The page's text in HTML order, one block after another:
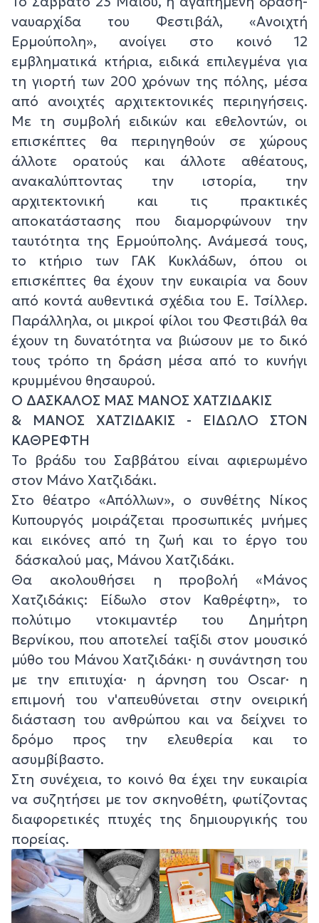
ναυαρχίδα του Φεστιβάλ, «Ανοιχτή
Ερμούπολη», ανοίγει στο κοινό 12
εμβληματικά κτήρια, ειδικά επιλεγμένα για
τη γιορτή των 200 χρόνων της πόλης, μέσα
από ανοιχτές αρχιτεκτονικές περιηγήσεις.
Με τη συμβολή ειδικών και εθελοντών, οι
επισκέπτες θα περιηγηθούν σε χώρους
άλλοτε ορατούς και άλλοτε αθέατους,
ανακαλύπτοντας την ιστορία, την
αρχιτεκτονική και τις πρακτικές
αποκατάστασης που διαμορφώνουν την
ταυτότητα της Ερμούπολης. Ανάμεσά τους,
το κτήριο των ΓΑΚ Κυκλάδων, όπου οι
επισκέπτες θα έχουν την ευκαιρία να δουν
από κοντά αυθεντικά σχέδια του Ε. Τσίλλερ.
Παράλληλα, οι μικροί φίλοι του Φεστιβάλ θα
έχουν τη δυνατότητα να βιώσουν με το δικό
τους τρόπο τη δράση μέσα από το κυνήγι
κρυμμένου θησαυρού.
Ο ΔΑΣΚΑΛΟΣ ΜΑΣ ΜΑΝΟΣ ΧΑΤΖΙΔΑΚΙΣ
& ΜΑΝΟΣ ΧΑΤΖΙΔΑΚΙΣ - ΕΙΔΩΛΟ ΣΤΟΝ
ΚΑΘΡΕΦΤΗ
Το βράδυ του Σαββάτου είναι αφιερωμένο
στον Μάνο Χατζιδάκι.
Στο θέατρο «Απόλλων», ο συνθέτης Νίκος
Κυπουργός μοιράζεται προσωπικές μνήμες
και εικόνες από τη ζωή και το έργο του
δάσκαλού μας, Μάνου Χατζιδάκι.
Θα ακολουθήσει η προβολή «Μάνος
Χατζιδάκις: Είδωλο στον Καθρέφτη», το
πολύτιμο ντοκιμαντέρ του Δημήτρη
Βερνίκου, που αποτελεί ταξίδι στον μουσικό
μύθο του Μάνου Χατζιδάκι· η συνάντηση του
με την επιτυχία· η άρνηση του Oscar· η
επιμονή του ν'απευθύνεται στην ονειρική
διάσταση του ανθρώπου και να δείχνει το
δρόμο προς την ελευθερία και το
ασυμβίβαστο.
Στη συνέχεια, το κοινό θα έχει την ευκαιρία
να συζητήσει με τον σκηνοθέτη, φωτίζοντας
διαφορετικές πτυχές της δημιουργικής του
πορείας.